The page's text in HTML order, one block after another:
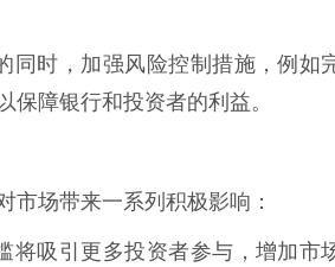
时，加强风险控制措施，例如
保障银行和投资者的利益。
市场带来一系列积极影响：
将吸引更多投资者参与，增加市